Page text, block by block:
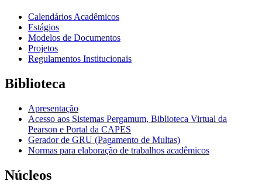
Calendários Acadêmicos
Estágios
Modelos de Documentos
Projetos
Regulamentos Institucionais
Biblioteca
Apresentação
Acesso aos Sistemas Pergamum, Biblioteca Virtual da
Pearson e Portal da CAPES
Gerador de GRU (Pagamento de Multas)
Normas para elaboração de trabalhos acadêmicos
Núcleos